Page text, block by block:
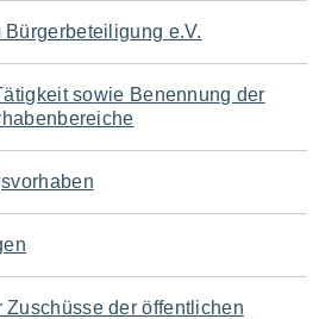
Bürgerbeteiligung e.V.
sowie Benennung der
der öffentlichen